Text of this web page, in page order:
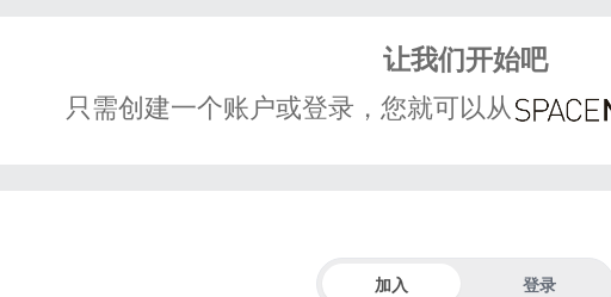
让我们开始吧
只需创建一个账户或登录，您就可以从
加入 登录